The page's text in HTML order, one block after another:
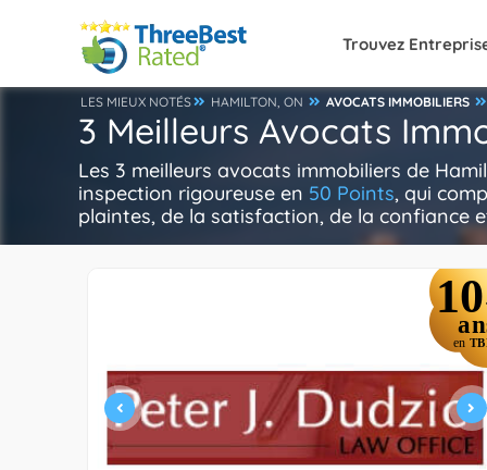
Trouvez
LES MIEUX NOTÉS HAMILTON, ON AVOCATS IMMOBILIERS
3 Meilleurs Avocats
Les 3 meilleurs avocats immobiliers de
inspection rigoureuse en 50 Points, qui
plaintes, de la satisfaction, de la confiance
10
en